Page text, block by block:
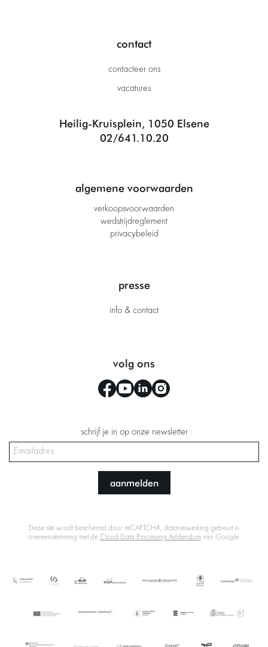
contact
contacteer ons
vacatures
Heilig-Kruisplein, 1050 Elsene
02/641.10.20
algemene voorwaarden
verkoopsvoorwaarden
wedstrijdreglement
privacybeleid
presse
info & contact
volg ons
schrijf je in op onze newsletter
aanmelden
Deze site wordt beschermd door reCAPTCHA, dataverwerking gebeurt in
overeenstemming met de Cloud Data Processing Addendumvan Google.